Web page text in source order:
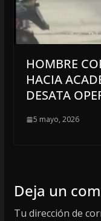
HOMBRE
HACIA
DESATA
5 mayo, 2026
Deja un
Tu dirección de